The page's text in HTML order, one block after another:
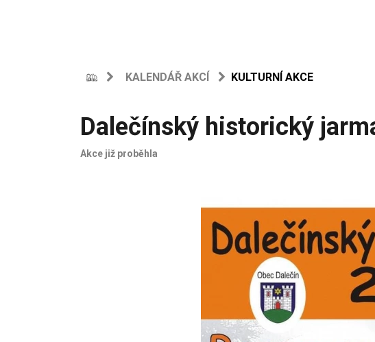
KALENDÁŘ AKCÍ KULTURNÍ AKCE
Dalečínský historický
Akce již proběhla